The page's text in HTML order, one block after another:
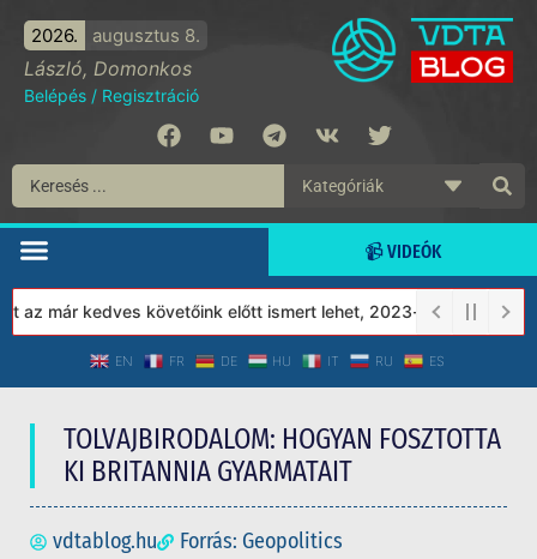
2026. augusztus 8.
László, Domonkos
Belépés / Regisztráció
📹 VIDEÓK
kedves követőink előtt ismert lehet, 2023-tól a Védett
EN FR DE HU IT RU ES
TOLVAJBIRODALOM: HOGYAN FOSZTOTTA
KI BRITANNIA GYARMATAIT
vdtablog.hu
Forrás: Geopolitics